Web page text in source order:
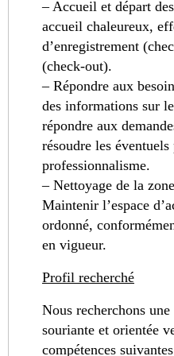
– Accueil et départ
accueil chaleureux,
d’enregistrement
(check-out).
– Répondre aux
des informations sur
répondre aux
résoudre les
professionnalisme.
– Nettoyage de la
Maintenir l’espace
ordonné,
en vigueur.
Profil recherché
Nous recherchons
souriante et orientée
compétences